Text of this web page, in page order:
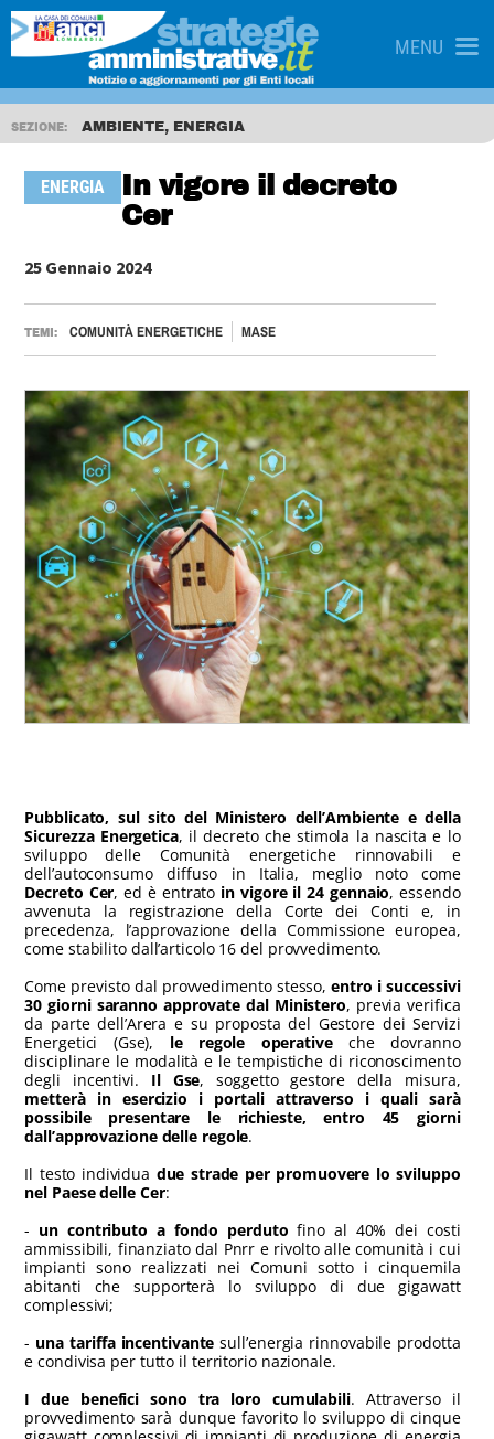
MENU
SEZIONE: AMBIENTE, ENERGIA
ENERGIA
In vigore il decreto
Cer
25 Gennaio 2024
TEMI: COMUNITÀ ENERGETICHE MASE
Pubblicato, sul sito del Ministero dell’Ambiente e della
Sicurezza Energetica, il decreto che stimola la nascita e lo
sviluppo delle Comunità energetiche rinnovabili e
dell’autoconsumo diffuso in Italia, meglio noto come
Decreto Cer, ed è entrato in vigore il 24 gennaio, essendo
avvenuta la registrazione della Corte dei Conti e, in
precedenza, l’approvazione della Commissione europea,
come stabilito dall’articolo 16 del provvedimento.
Come previsto dal provvedimento stesso,entro i successivi
30 giorni saranno approvate dal Ministero, previa verifica
da parte dell’Arera e su proposta del Gestore dei Servizi
Energetici (Gse), le regole operativeche dovranno
disciplinare le modalità e le tempistiche di riconoscimento
degli incentivi. Il Gse, soggetto gestore della misura,
metterà in esercizio i portali attraverso i quali sarà
possibile presentare le richieste, entro 45 giorni
dall’approvazione delle regole.
Il testo individua due strade per promuovere lo sviluppo
nel Paese delle Cer:
- un contributo a fondo perduto fino al 40% dei costi
ammissibili, finanziato dal Pnrr e rivolto alle comunità i cui
impianti sono realizzati nei Comuni sotto i cinquemila
abitanti che supporterà lo sviluppo di due gigawatt
complessivi;
- una tariffa incentivante sull’energia rinnovabile prodotta
e condivisa per tutto il territorio nazionale.
I due benefici sono tra loro cumulabili. Attraverso il
provvedimento sarà dunque favorito lo sviluppo di cinque